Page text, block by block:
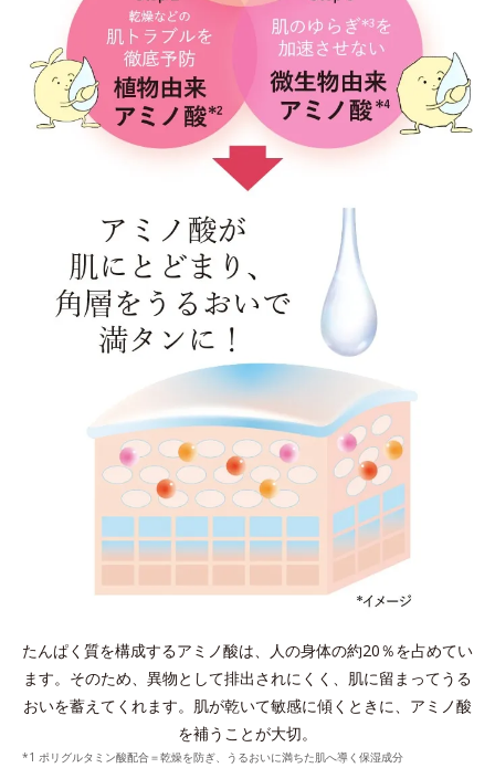
たんぱく質を構成するアミノ酸は、人の身体の約20％を占めてい
ます。 そのため、異物として排出されにくく、肌に留まってうる
おいを蓄えてくれます。 肌が乾いて敏感に傾くときに、アミノ酸
を補うことが大切。
*1 ポリグルタミン酸配合＝乾燥を防ぎ、うるおいに満ちた肌へ導く保湿成分